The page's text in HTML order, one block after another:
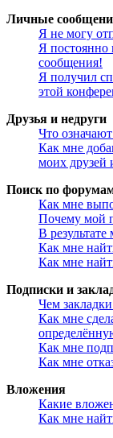
Личные
Я не могу
Я постоянно
сообщения!
Я получил
этой
Друзья и недруги
Что
Как мне
моих друзей
Поиск по
Как мне
Почему мой
В
Как мне
Как мне
Подписки и
Чем
Как мне
Как мне
Как мне
Вложения
Какие
Как мне